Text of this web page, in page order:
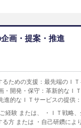
画・提案・推進
るための支援：最先端のＩ
・開発・保守：革新的なＩ
進的なＩＴサービスの提供
経験 または、 ・ＩＴ戦略
方 または ・自己研鑽によ